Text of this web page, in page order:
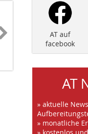
AT auf
facebook
AT
» aktuelle
» monatliche